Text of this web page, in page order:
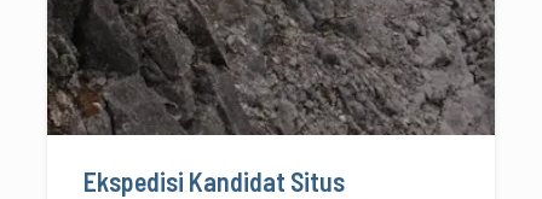
Ekspedisi Kandidat Situs